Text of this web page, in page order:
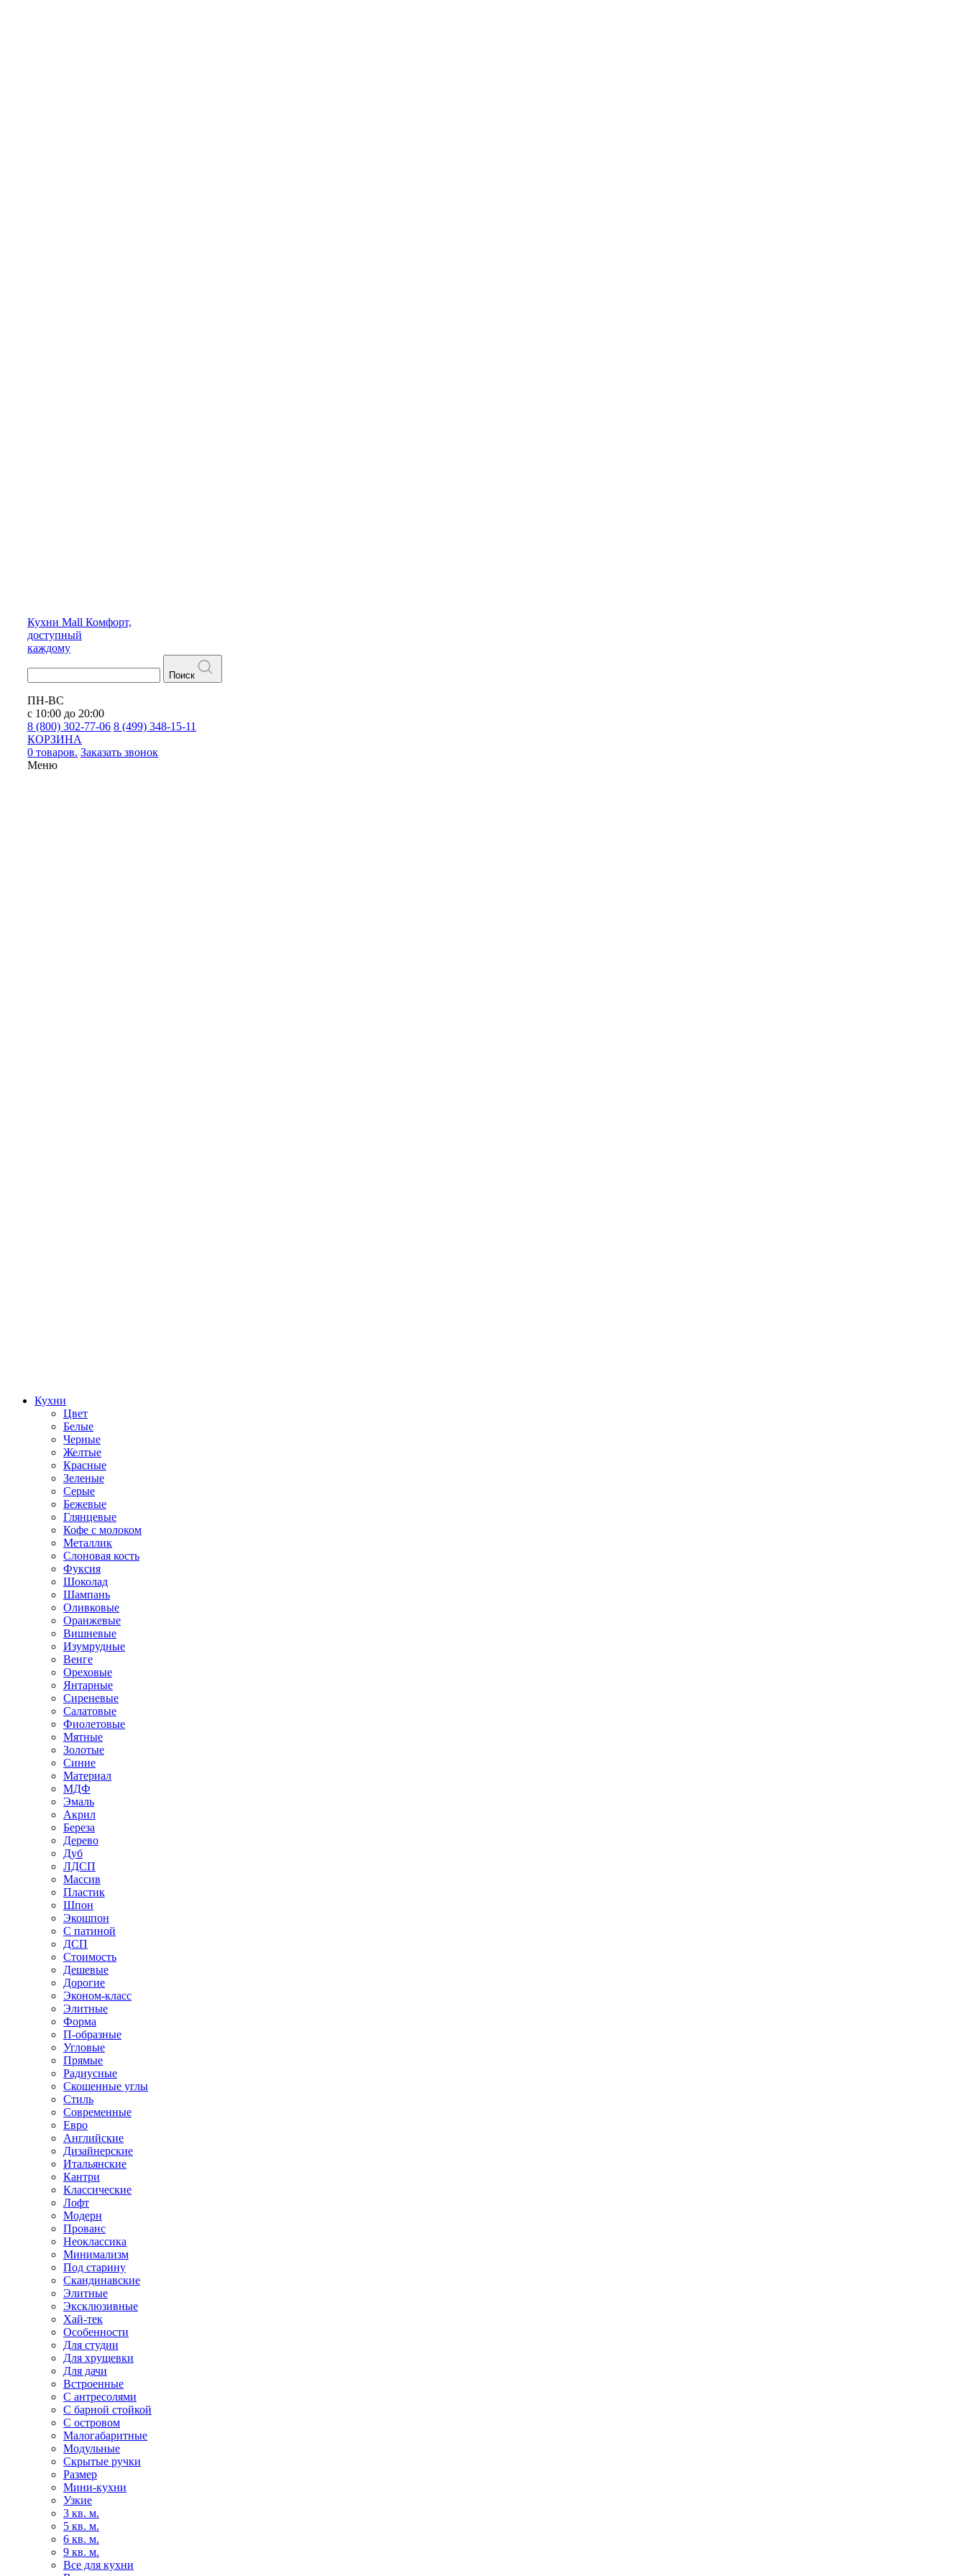
Кухни Mall Комфорт,
доступный
каждому
Поиск
ПН-ВС
с 10:00 до 20:00
8 (800) 302-77-06 8 (499) 348-15-11
КОРЗИНА
0 товаров. Заказать звонок
Меню
Кухни
Цвет
Белые
Черные
Желтые
Красные
Зеленые
Серые
Бежевые
Глянцевые
Кофе с молоком
Металлик
Слоновая кость
Фуксия
Шоколад
Шампань
Оливковые
Оранжевые
Вишневые
Изумрудные
Венге
Ореховые
Янтарные
Сиреневые
Салатовые
Фиолетовые
Мятные
Золотые
Синие
Материал
МДФ
Эмаль
Акрил
Береза
Дерево
Дуб
ЛДСП
Массив
Пластик
Шпон
Экошпон
С патиной
ДСП
Стоимость
Дешевые
Дорогие
Эконом-класс
Элитные
Форма
П-образные
Угловые
Прямые
Радиусные
Скошенные углы
Стиль
Современные
Евро
Английские
Дизайнерские
Итальянские
Кантри
Классические
Лофт
Модерн
Прованс
Неоклассика
Минимализм
Под старину
Скандинавские
Элитные
Эксклюзивные
Хай-тек
Особенности
Для студии
Для хрущевки
Для дачи
Встроенные
С антресолями
С барной стойкой
С островом
Малогабаритные
Модульные
Скрытые ручки
Размер
Мини-кухни
Узкие
3 кв. м.
5 кв. м.
6 кв. м.
9 кв. м.
Все для кухни